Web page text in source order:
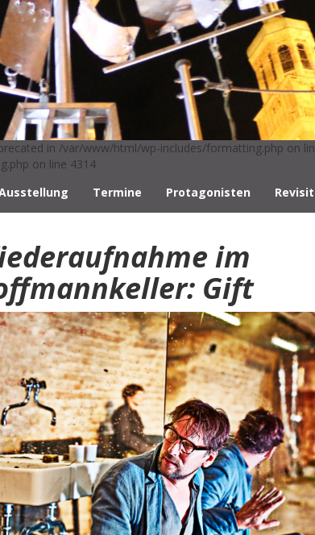
in /var/www/html/wp-includes/formatting.php on
on line 4314
Termine Protagonisten
im
Gift